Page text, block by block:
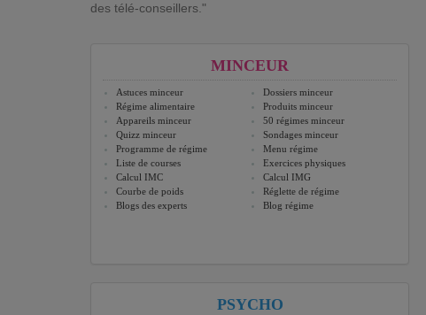
des télé-conseillers."
MINCEUR
Astuces minceur
Dossiers minceur
Régime alimentaire
Produits minceur
Appareils minceur
50 régimes minceur
Quizz minceur
Sondages minceur
Programme de régime
Menu régime
Liste de courses
Exercices physiques
Calcul IMC
Calcul IMG
Courbe de poids
Réglette de régime
Blogs des experts
Blog régime
PSYCHO